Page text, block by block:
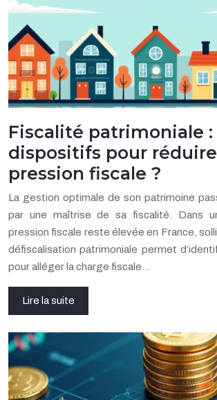
Fiscalité patrimoniale :
dispositifs pour
pression fiscale ?
La gestion optimale de son patrimoine
par une maîtrise de sa fiscalité. Dans
pression fiscale reste élevée en France,
défiscalisation patrimoniale permet
pour alléger la charge fiscale…
Lire la suite